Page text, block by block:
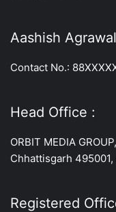
Aashish
Contact No.:
Head Office :
ORBIT MEDIA
Chhattisgarh
Registered